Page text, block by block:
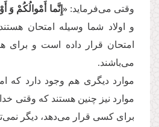
وقتی می‌فرماید: «إِنَّما أَمْوالُكُمْ وَ
و اولاد شما وسیله امتحان
امتحان قرار داده است و برای
می‌باشند.
موارد دیگری هم وجود دارد که
موارد نیز چنین هستند که وقتی
برای کسی قرار می‌دهد، دیگر